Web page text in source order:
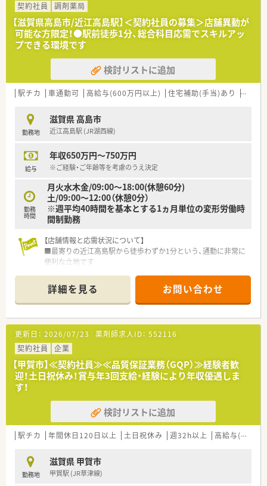
契約社員
調剤薬局
【滋賀県高島市/近江高島駅】＜契約社員の募集＞店舗異動が
可能な方限定！●駅前徒歩1分、総合科目応需でスキルアッ
プできる環境です
検討リストに追加
駅チカ 車通勤可 高給与(600万円以上) 住宅補助(手当)あり 認定
勤務地
滋賀県 高島市
近江高島駅 (JR湖西線)
給与
年収650万円～750万円
※ご経験・ご年齢等を考慮のうえ決定
勤務
時間
月火水木金/09:00～18:00(休憩60分)
土/09:00～12:00（休憩0分）
※週平均40時間を基本とする1ヵ月単位の変形労働時
間制勤務
【店舗情報と応需状況について】
■最寄りの近江高島駅から徒歩わずか1分という、通勤に非常に
便利な立地です
り約50枚応需しています
■薬剤師は常勤3名、事務員は2名が在籍し、協力し合える体制が
整っています
【求人情報について】
■これまでのご経験やスキルを十分に考慮し、年収420～550万
円でご相談可能です
■住宅手当や家族手当といった諸手当が充実しており、生活面も
しっかりサポートします
■e-ラーニングや集合研修など、継続的に学べる教育制度がしっ
【勤務実態について】
■平日の営業時間は18時までとなっており、終業後のプライベ
ートな時間も大切にできます
です
■産休育休の取得率は90%後半を誇り、ライフステージが変わ
っても長く勤務可能です
詳細を見る お問い合わせ
更新日： 2026/07/23 薬剤師求人ID： 552116
契約社員
企業
【甲賀市】≪契約社員≫≪品質保証業務（GQP）≫経験者歓
迎！土日祝休み！賞与年3回支給・経験により年収優遇しま
す！
検討リストに追加
駅チカ 年間休日120日以上 土日祝休み 週32h以上 高給与(600万円以上)
勤務地
滋賀県 甲賀市
甲賀駅 (JR草津線)